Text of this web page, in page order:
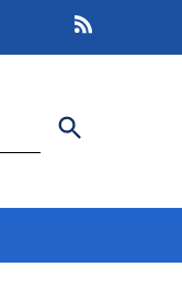
Cerca